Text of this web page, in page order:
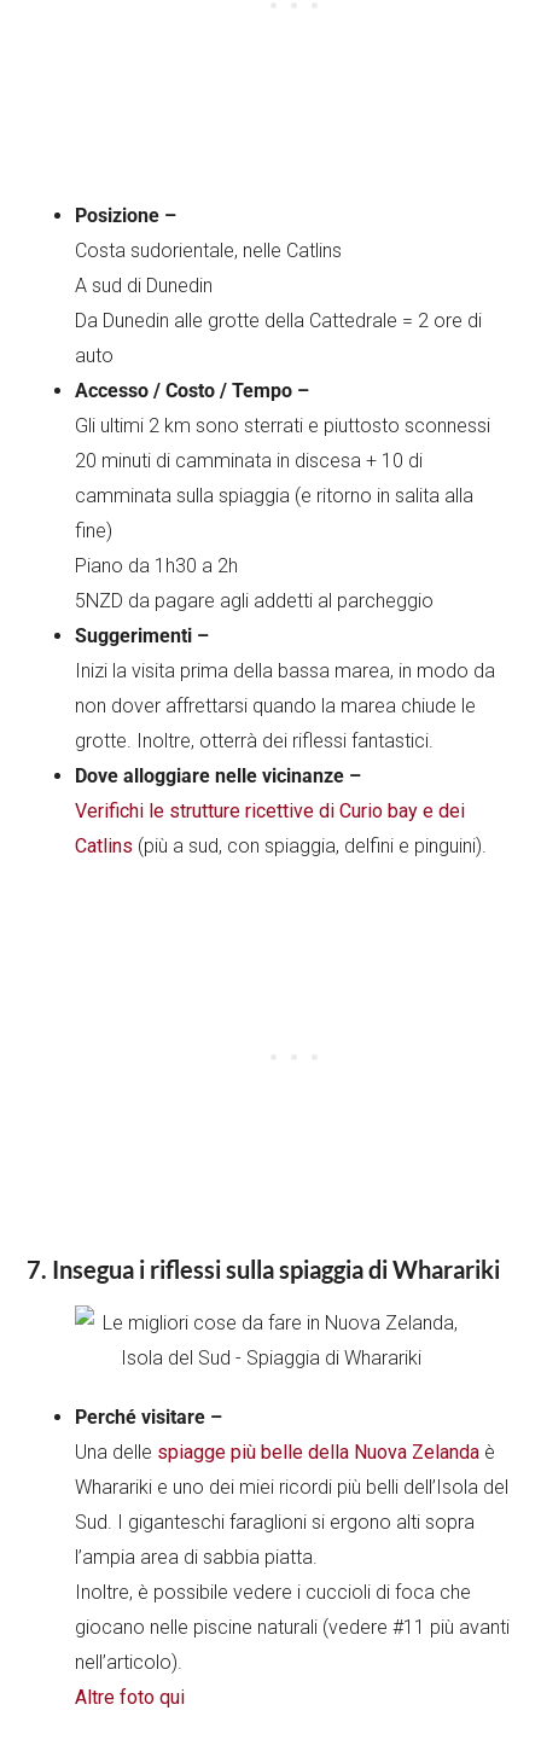
Posizione –
Costa sudorientale, nelle Catlins
A sud di Dunedin
Da Dunedin alle grotte della Cattedrale = 2 ore di
auto
Accesso / Costo / Tempo –
Gli ultimi 2 km sono sterrati e piuttosto sconnessi
20 minuti di camminata in discesa + 10 di
camminata sulla spiaggia (e ritorno in salita alla
fine)
Piano da 1h30 a 2h
5NZD da pagare agli addetti al parcheggio
Suggerimenti –
Inizi la visita prima della bassa marea, in modo da
non dover affrettarsi quando la marea chiude le
grotte. Inoltre, otterrà dei riflessi fantastici.
Dove alloggiare nelle vicinanze –
Verifichi le strutture ricettive di Curio bay e dei
Catlins (più a sud, con spiaggia, delfini e pinguini).
7. Insegua i riflessi sulla spiaggia di Wharariki
Perché visitare –
Una delle spiagge più belle della Nuova Zelanda è
Wharariki e uno dei miei ricordi più belli dell’Isola del
Sud. I giganteschi faraglioni si ergono alti sopra
l’ampia area di sabbia piatta.
Inoltre, è possibile vedere i cuccioli di foca che
giocano nelle piscine naturali (vedere #11 più avanti
nell’articolo).
Altre foto qui